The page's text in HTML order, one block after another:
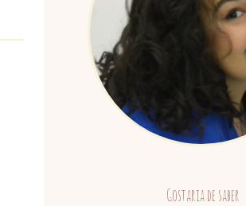
Juliana
Gostaria de saber